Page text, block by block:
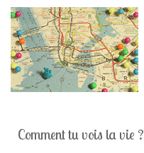
Comment tu vois la vie ?